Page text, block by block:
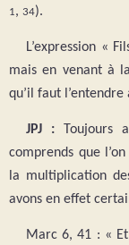
1, 34).
L’expression «
mais en venant à
qu’il faut
JPJ :Toujours
comprends que
la multiplication
avons en effet
Marc 6, 41 : «